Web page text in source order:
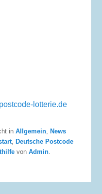
lotterie.de
inAllgemein ,News
,Deutsche Postcode
vonAdmin